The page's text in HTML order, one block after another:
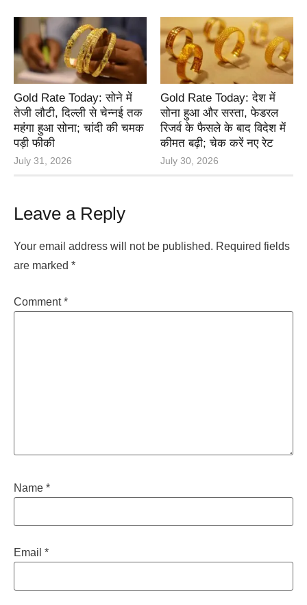
Gold Rate Today: सोने में
तेजी लौटी, दिल्ली से चेन्नई तक
महंगा हुआ सोना; चांदी की चमक
पड़ी फीकी
July 31, 2026
Gold Rate Today: देश में
सोना हुआ और सस्ता, फेडरल
रिजर्व के फैसले के बाद विदेश में
कीमत बढ़ी; चेक करें नए रेट
July 30, 2026
Leave a Reply
Your email address will not be published. Required fields
are marked *
Comment*
Name *
Email *